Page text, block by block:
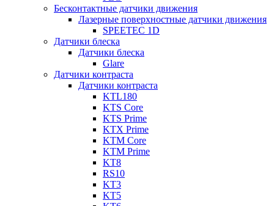
Бесконтактные датчики движения
Лазерные поверхностные датчики движения
SPEETEC 1D
Датчики блеска
Датчики блеска
Glare
Датчики контраста
Датчики контраста
KTL180
KTS Core
KTS Prime
KTX Prime
KTM Core
KTM Prime
KT8
RS10
KT3
KT5